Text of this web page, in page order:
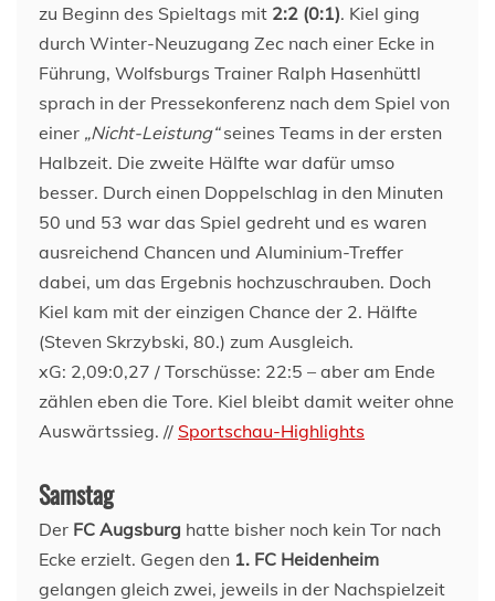
zu Beginn des Spieltags mit 2:2 (0:1). Kiel ging
durch Winter-Neuzugang Zec nach einer Ecke in
Führung, Wolfsburgs Trainer Ralph Hasenhüttl
sprach in der Pressekonferenz nach dem Spiel von
einer „Nicht-Leistung“seines Teams in der ersten
Halbzeit. Die zweite Hälfte war dafür umso
besser. Durch einen Doppelschlag in den Minuten
50 und 53 war das Spiel gedreht und es waren
ausreichend Chancen und Aluminium-Treffer
dabei, um das Ergebnis hochzuschrauben. Doch
Kiel kam mit der einzigen Chance der 2. Hälfte
(Steven Skrzybski, 80.) zum Ausgleich.
xG: 2,09:0,27 / Torschüsse: 22:5 – aber am Ende
zählen eben die Tore. Kiel bleibt damit weiter ohne
Auswärtssieg. // Sportschau-Highlights
Samstag
Der FC Augsburg hatte bisher noch kein Tor nach
Ecke erzielt. Gegen den 1. FC Heidenheim
gelangen gleich zwei, jeweils in der Nachspielzeit